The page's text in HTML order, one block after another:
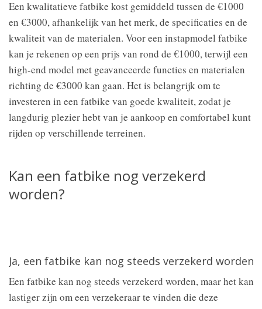
Een kwalitatieve fatbike kost gemiddeld tussen de €1000
en €3000, afhankelijk van het merk, de specificaties en de
kwaliteit van de materialen. Voor een instapmodel fatbike
kan je rekenen op een prijs van rond de €1000, terwijl een
high-end model met geavanceerde functies en materialen
richting de €3000 kan gaan. Het is belangrijk om te
investeren in een fatbike van goede kwaliteit, zodat je
langdurig plezier hebt van je aankoop en comfortabel kunt
rijden op verschillende terreinen.
Kan een fatbike nog verzekerd
worden?
Ja, een fatbike kan nog steeds verzekerd worden
Een fatbike kan nog steeds verzekerd worden, maar het kan
lastiger zijn om een verzekeraar te vinden die deze